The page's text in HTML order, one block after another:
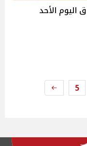
قائمة بأسعار الدواجن في الأسواق‎‎ اليوم الأحد
5